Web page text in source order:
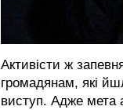
Активісти ж
громадянам, які
виступ. Адже мета